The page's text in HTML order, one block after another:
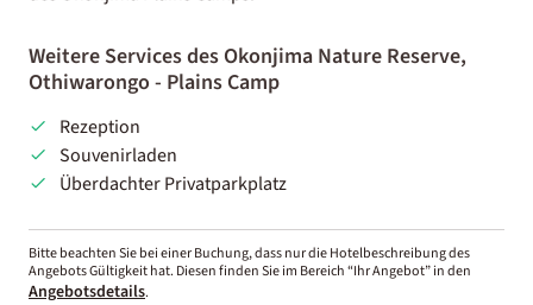
Weitere Services des Okonjima Nature Reserve,
Othiwarongo - Plains Camp
Rezeption
Souvenirladen
Überdachter Privatparkplatz
Bitte beachten Sie bei einer Buchung, dass nur die Hotelbeschreibung des
Angebots Gültigkeit hat. Diesen finden Sie im Bereich “Ihr Angebot” in den
Angebotsdetails.